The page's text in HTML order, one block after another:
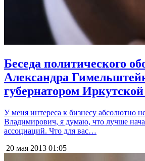
Беседа политического
Александра
губернатором Иркутской
У меня интереса к бизнесу абсолютно
Владимирович, я думаю, что лучше
ассоциаций. Что для вас…
20 мая 2013 01:05